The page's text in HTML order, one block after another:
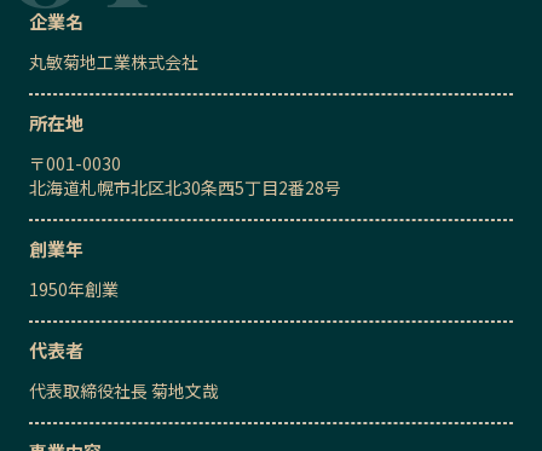
企業名
丸敏菊地工業株式会社
所在地
〒001-0030
北海道札幌市北区北30条西5丁目2番28号
創業年
1950年創業
代表者
代表取締役社長 菊地文哉